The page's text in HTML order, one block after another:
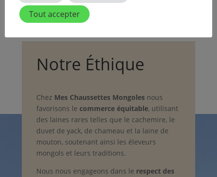
Notre Éthique
Chez Mes Chaussettes Mongolesnous
favorisons le commerce équitable, utilisant
des laines rares telles que le cachemire, le
duvet de yack, de chameau et la laine de
mouton, soutenant ainsi les éleveurs
mongols et leurs traditions.
Nous nous engageons dans le respect des
Tout accepter